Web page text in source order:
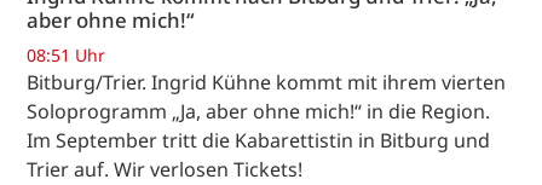
aber ohne mich!“
08:51 Uhr
Bitburg/Trier. Ingrid Kühne kommt mit ihrem vierten
Soloprogramm „Ja, aber ohne mich!“ in die Region.
Im September tritt die Kabarettistin in Bitburg und
Trier auf. Wir verlosen Tickets!